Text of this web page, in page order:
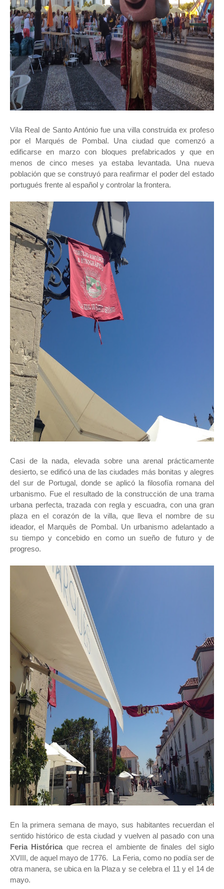
Vila Real de Santo António fue una villa construida ex profeso
por el Marqués de Pombal. Una ciudad que comenzó a
edificarse en marzo con bloques prefabricados y que en
menos de cinco meses ya estaba levantada. Una nueva
población que se construyó para reafirmar el poder del estado
portugués frente al español y controlar la frontera.
Casi de la nada, elevada sobre una arenal prácticamente
desierto, se edificó una de las ciudades más bonitas y alegres
del sur de Portugal, donde se aplicó la filosofía romana del
urbanismo. Fue el resultado de la construcción de una trama
urbana perfecta, trazada con regla y escuadra, con una gran
plaza en el corazón de la villa, que lleva el nombre de su
ideador, el Marquês de Pombal. Un urbanismo adelantado a
su tiempo y concebido en como un sueño de futuro y de
progreso.
En la primera semana de mayo, sus habitantes recuerdan el
sentido histórico de esta ciudad y vuelven al pasado con una
Feria Histórica que recrea el ambiente de finales del siglo
XVIII, de aquel mayo de 1776. La Feria, como no podía ser de
otra manera, se ubica en la Plaza y se celebra el 11 y el 14 de
mayo.